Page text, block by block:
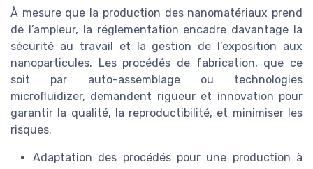
À mesure que la production des nanomatériaux prend
de l’ampleur, la réglementation encadre davantage la
sécurité au travail et la gestion de l’exposition aux
nanoparticules. Les procédés de fabrication, que ce
soit par auto-assemblage ou technologies
microfluidizer, demandent rigueur et innovation pour
garantir la qualité, la reproductibilité, et minimiser les
risques.
Adaptation des procédés pour une production à